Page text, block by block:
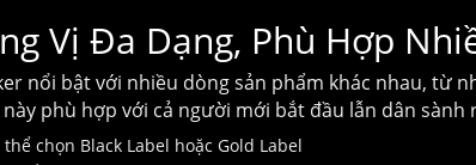
Vị Đa Dạng, Phù Hợp
nổi bật với nhiều dòng sản phẩm khác nhau, từ
phù hợp với cả người mới bắt đầu lẫn dân sành
chọn Black Label hoặc Gold Label